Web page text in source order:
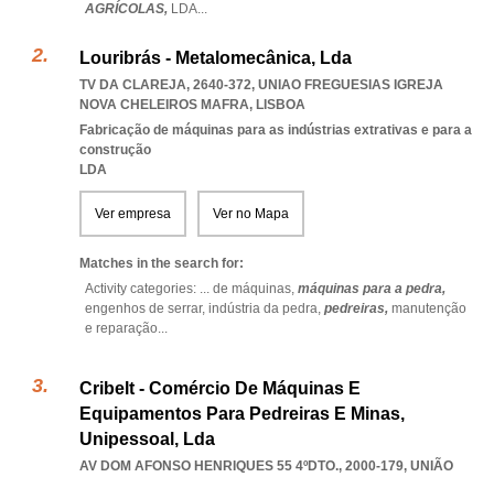
AGRÍCOLAS, LDA...
Louribrás - Metalomecânica, Lda
TV DA CLAREJA, 2640-372, UNIAO FREGUESIAS IGREJA
NOVA CHELEIROS MAFRA, LISBOA
Fabricação de máquinas para as indústrias extrativas e para a
construção
LDA
Ver empresa Ver no Mapa
Matches in the search for:
Activity categories: ... de máquinas, máquinas para a pedra,
engenhos de serrar, indústria da pedra, pedreiras, manutenção
e reparação...
Cribelt - Comércio De Máquinas E
Equipamentos Para Pedreiras E Minas,
Unipessoal, Lda
AV DOM AFONSO HENRIQUES 55 4ºDTO., 2000-179, UNIÃO